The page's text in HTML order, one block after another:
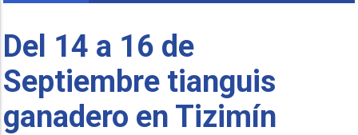
Del 14 a 16 de
Septiembre tianguis
ganadero en Tizimín